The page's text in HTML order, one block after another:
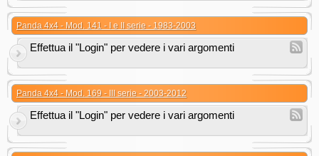
Panda 4x4 - Mod. 141 - I e II serie - 1983-2003
Effettua il "Login" per vedere i vari argomenti
Panda 4x4 - Mod. 169 - III serie - 2003-2012
Effettua il "Login" per vedere i vari argomenti